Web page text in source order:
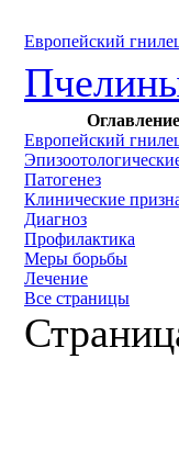
Европейский
Оглавление
Европейский
Патогенез
Клинические
Диагноз
Профилактика
Меры борьбы
Лечение
Все страницы